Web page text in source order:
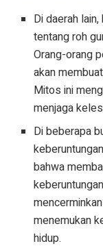
Di daerah
tentang roh
Orang-orang
akan
Mitos ini
menjaga
Di beberapa
bahwa
menemukan
hidup.